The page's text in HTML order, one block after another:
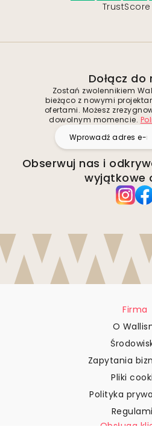
TrustScore
Dołącz do
Zostań zwolennikiem
bieżąco z nowymi
ofertami. Możesz
dowolnym momencie.
Obserwuj nas i
wyjątkowe
Firma
O
Zapytania
Pliki
Polityka
Obsługa